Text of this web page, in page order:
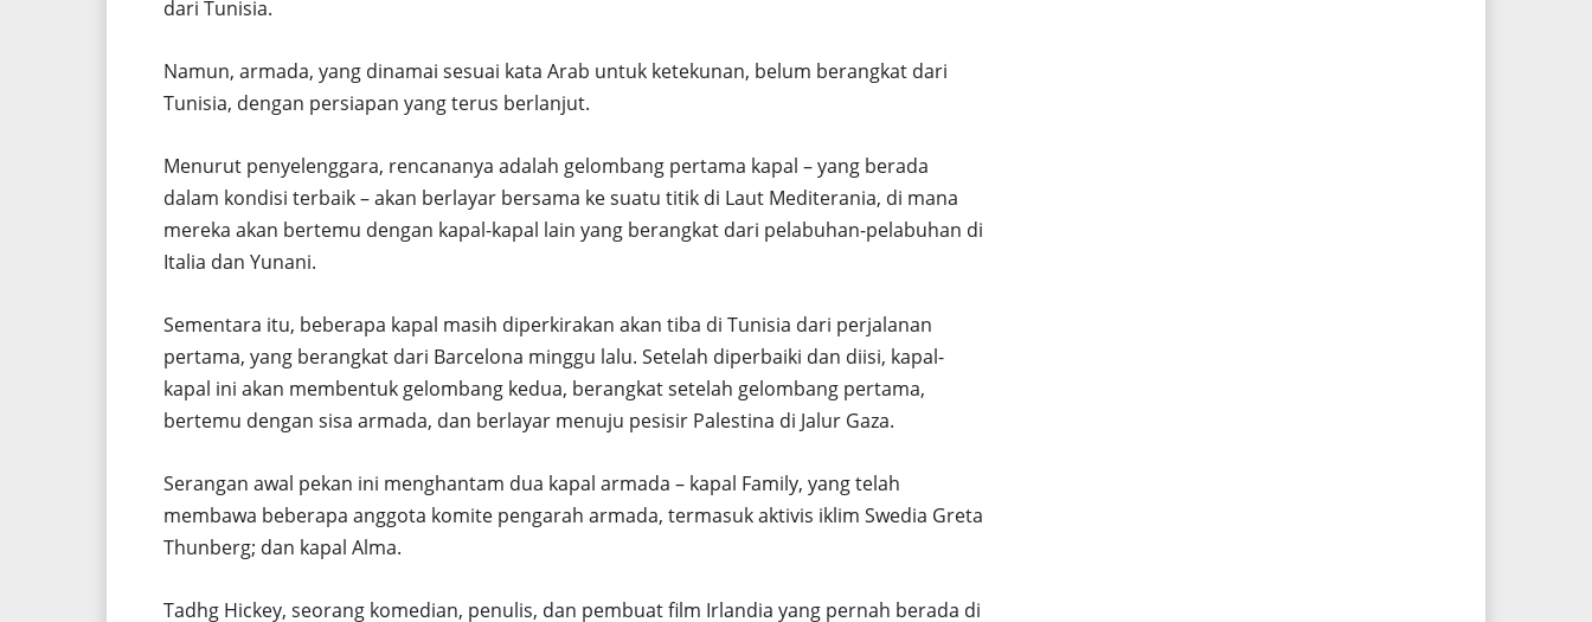
dari Tunisia.
Namun, armada, yang dinamai sesuai kata Arab untuk ketekunan, belum berangkat dari
Tunisia, dengan persiapan yang terus berlanjut.
Menurut penyelenggara, rencananya adalah gelombang pertama kapal – yang berada
dalam kondisi terbaik – akan berlayar bersama ke suatu titik di Laut Mediterania, di mana
mereka akan bertemu dengan kapal-kapal lain yang berangkat dari pelabuhan-pelabuhan di
Italia dan Yunani.
Sementara itu, beberapa kapal masih diperkirakan akan tiba di Tunisia dari perjalanan
pertama, yang berangkat dari Barcelona minggu lalu. Setelah diperbaiki dan diisi, kapal-
kapal ini akan membentuk gelombang kedua, berangkat setelah gelombang pertama,
bertemu dengan sisa armada, dan berlayar menuju pesisir Palestina di Jalur Gaza.
Serangan awal pekan ini menghantam dua kapal armada – kapal Family, yang telah
membawa beberapa anggota komite pengarah armada, termasuk aktivis iklim Swedia Greta
Thunberg; dan kapal Alma.
Tadhg Hickey, seorang komedian, penulis, dan pembuat film Irlandia yang pernah berada di